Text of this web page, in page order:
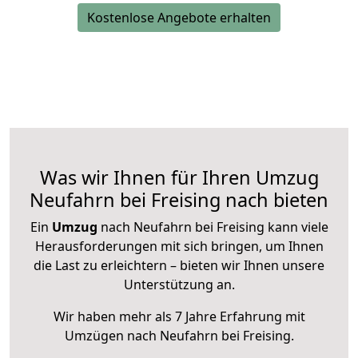
Kostenlose Angebote erhalten
Was wir Ihnen für Ihren Umzug
Neufahrn bei Freising nach bieten
Ein Umzug nach Neufahrn bei Freising kann viele
Herausforderungen mit sich bringen, um Ihnen
die Last zu erleichtern – bieten wir Ihnen unsere
Unterstützung an.
Wir haben mehr als 7 Jahre Erfahrung mit
Umzügen nach Neufahrn bei Freising.